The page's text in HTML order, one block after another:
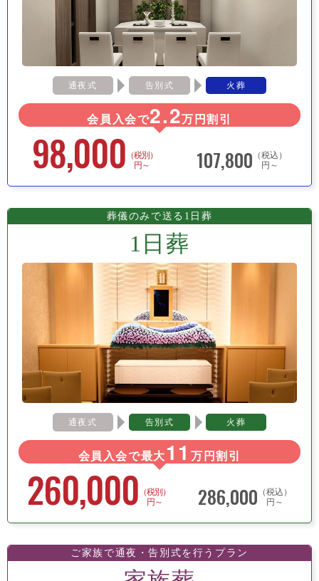
通夜式 告別式 火葬
会員入会で2.2万円割引
98,000 （税別）
円～
107,800 （税込）
円～
葬儀のみで送る1日葬
1日葬
通夜式 告別式 火葬
会員入会で最大11 万円割引
260,000 （税別）
円～
286,000 （税込）
円～
ご家族で通夜・告別式を行うプラン